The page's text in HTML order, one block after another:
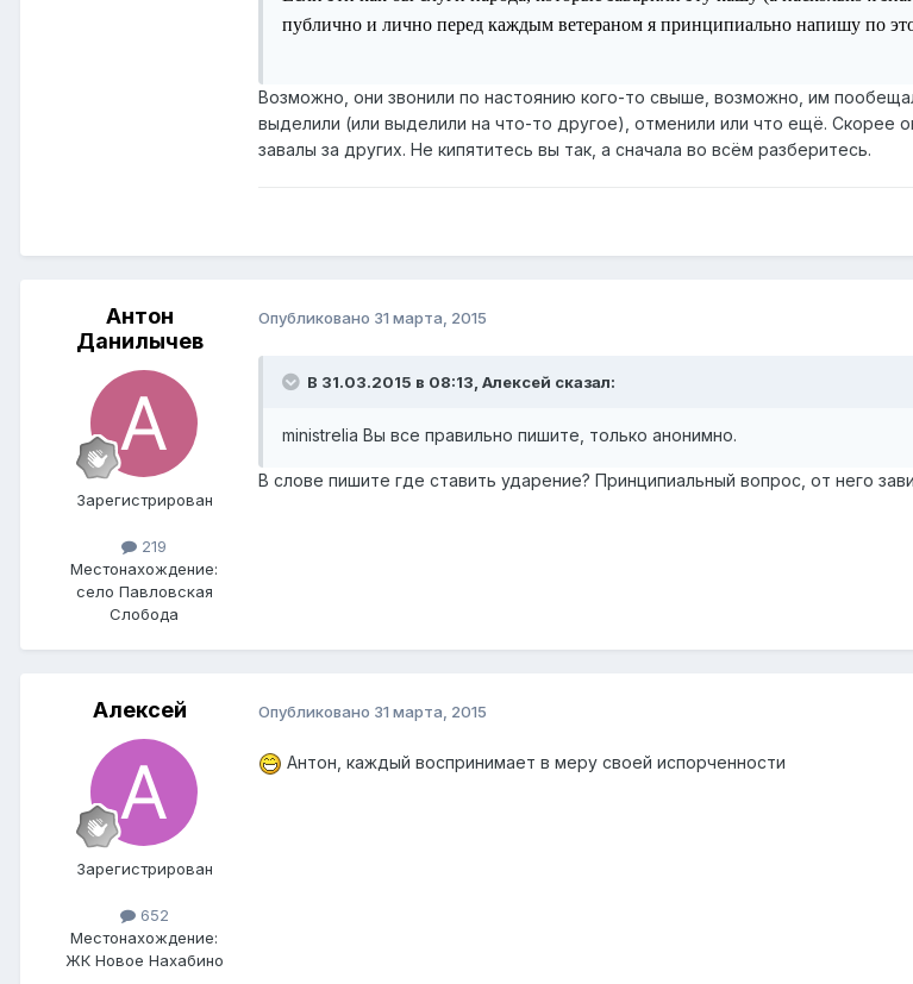
публично и лично перед каждым ветераном я принципиально напишу по
Возможно, они звонили по настоянию кого-то свыше, возможно, им
выделили (или выделили на что-то другое), отменили или что ещё. Скорее
завалы за других. Не кипятитесь вы так, а сначала во всём разберитесь.
Антон
Данилычев
Зарегистрирован
219
Местонахождение:
село Павловская
Слобода
Опубликовано 31 марта, 2015
В 31.03.2015 в 08:13, Алексей сказал:
ministrelia Вы все правильно пишите, только анонимно.
В слове пишите где ставить ударение? Принципиальный вопрос, от него
Алексей
Зарегистрирован
652
Местонахождение:
ЖК Новое Нахабино
Опубликовано 31 марта, 2015
Антон, каждый воспринимает в меру своей испорченности